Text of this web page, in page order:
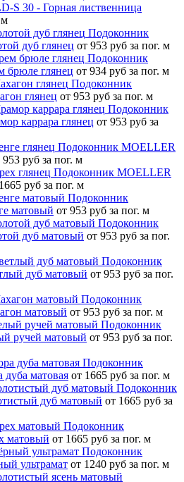
S 30 - Горная лиственница
м
Подоконник
дуб глянец от 953 руб за пог. м
Подоконник
брюле глянец от 934 руб за пог. м
Подоконник
глянец от 953 руб за пог. м
Подоконник
каррара глянец от 953 руб за
Подоконник MOELLER
953 руб за пог. м
Подоконник MOELLER
руб за пог. м
Подоконник
матовый от 953 руб за пог. м
Подоконник
дуб матовый от 953 руб за пог.
Подоконник
дуб матовый от 953 руб за пог.
Подоконник
матовый от 953 руб за пог. м
Подоконник
ручей матовый от 953 руб за пог.
Подоконник
матовая от 1665 руб за пог. м
Подоконник
дуб матовый от 1665 руб за
Подоконник
матовый от 1665 руб за пог. м
Подоконник
ультрамат от 1240 руб за пог. м